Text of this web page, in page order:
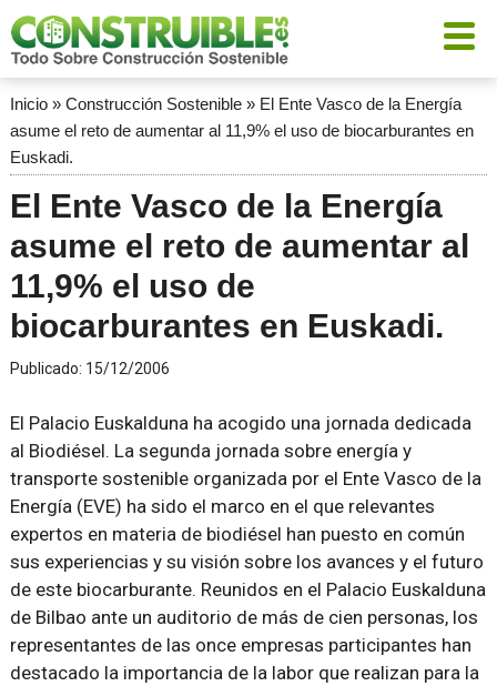
Inicio» Construcción Sostenible» El Ente Vasco de la Energía
asume el reto de aumentar al 11,9% el uso de biocarburantes en
Euskadi.
El Ente Vasco de la Energía
asume el reto de aumentar al
11,9% el uso de
biocarburantes en Euskadi.
Publicado: 15/12/2006
El Palacio Euskalduna ha acogido una jornada dedicada
al Biodiésel. La segunda jornada sobre energía y
transporte sostenible organizada por el Ente Vasco de la
Energía (EVE) ha sido el marco en el que relevantes
expertos en materia de biodiésel han puesto en común
sus experiencias y su visión sobre los avances y el futuro
de este biocarburante. Reunidos en el Palacio Euskalduna
de Bilbao ante un auditorio de más de cien personas, los
representantes de las once empresas participantes han
destacado la importancia de la labor que realizan para la